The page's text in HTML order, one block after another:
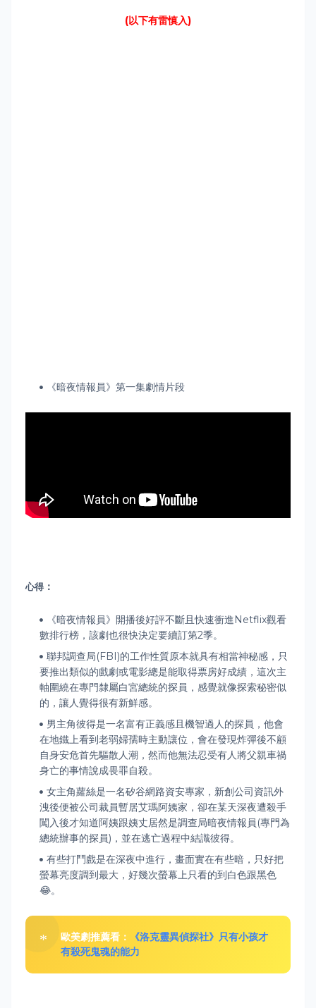
(以下有雷慎入)
《暗夜情報員》第一集劇情片段
心得 ：
《暗夜情報員》開播後好評不斷且快速衝進Netflix觀看
數排行榜，該劇也很快決定要續訂第2季。
聯邦調查局(FBI)的工作性質原本就具有相當神秘感，只
要推出類似的戲劇或電影總是能取得票房好成績，這次主
軸圍繞在專門隸屬白宮總統的探員，感覺就像探索秘密似
的，讓人覺得很有新鮮感。
男主角彼得是一名富有正義感且機智過人的探員，他會
在地鐵上看到老弱婦孺時主動讓位，會在發現炸彈後不顧
自身安危首先驅散人潮，然而他無法忍受有人將父親車禍
身亡的事情說成畏罪自殺。
女主角蘿絲是一名矽谷網路資安專家，新創公司資訊外
洩後便被公司裁員暫居艾瑪阿姨家，卻在某天深夜遭殺手
闖入後才知道阿姨跟姨丈居然是調查局暗夜情報員(專門為
總統辦事的探員)，並在逃亡過程中結識彼得。
有些打鬥戲是在深夜中進行，畫面實在有些暗，只好把
螢幕亮度調到最大，好幾次螢幕上只看的到白色跟黑色
😂。
歐美劇推薦看：
《洛克靈異偵探社》只有小孩才
有殺死鬼魂的能力